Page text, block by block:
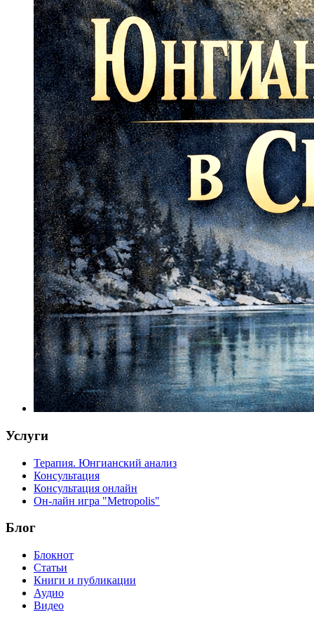
Услуги
Терапия. Юнгианский анализ
Консультация
Консультация онлайн
Он-лайн игра "Metropolis"
Блог
Блокнот
Статьи
Книги и публикации
Аудио
Видео